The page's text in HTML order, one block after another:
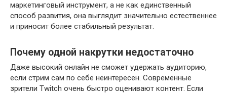
маркетинговый инструмент, а не как единственный
способ развития, она выглядит значительно естественнее
и приносит более стабильный результат.
Почему одной накрутки недостаточно
Даже высокий онлайн не сможет удержать аудиторию,
если стрим сам по себе неинтересен. Современные
зрители Twitch очень быстро оценивают контент. Если